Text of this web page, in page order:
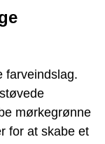
farveindslag.
mørkegrønne
for at skabe et